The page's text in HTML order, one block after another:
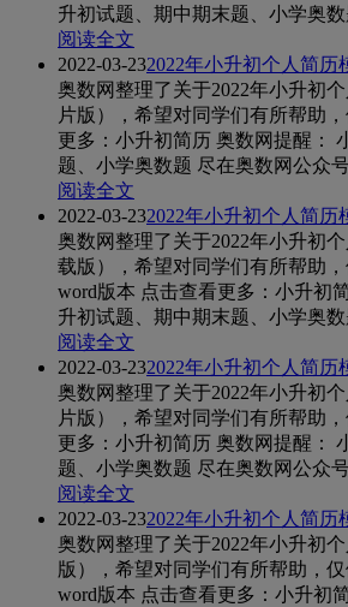
升初试题、期中期末题、小学奥
阅读全文
2022-03-232022年小升初个人简历
奥数网整理了关于2022年小升初
片版），希望对同学们有所帮助
更多：小升初简历 奥数网提醒：
题、小学奥数题 尽在奥数网公众
阅读全文
2022-03-232022年小升初个人简历
奥数网整理了关于2022年小升初
载版），希望对同学们有所帮助
word版本 点击查看更多：小升初
升初试题、期中期末题、小学奥
阅读全文
2022-03-232022年小升初个人简历
奥数网整理了关于2022年小升初
片版），希望对同学们有所帮助
更多：小升初简历 奥数网提醒：
题、小学奥数题 尽在奥数网公众
阅读全文
2022-03-232022年小升初个人简历
奥数网整理了关于2022年小升初
版），希望对同学们有所帮助，
word版本 点击查看更多：小升初